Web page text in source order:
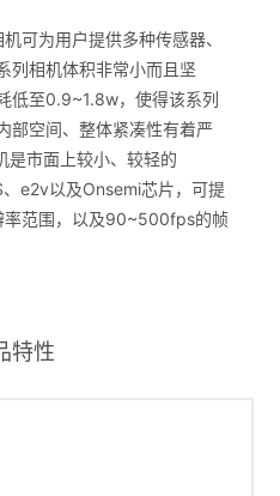
可为用户提供多种传感器、
列相机体积非常小而且坚
低至0.9~1.8w，使得该系列
部空间、整体紧凑性有着严
是市面上较小、较轻的
e2v以及Onsemi芯片，可提
率范围，以及90~500fps的帧
特性